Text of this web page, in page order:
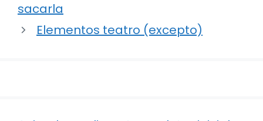
sacarla
Elementos teatro (excepto)